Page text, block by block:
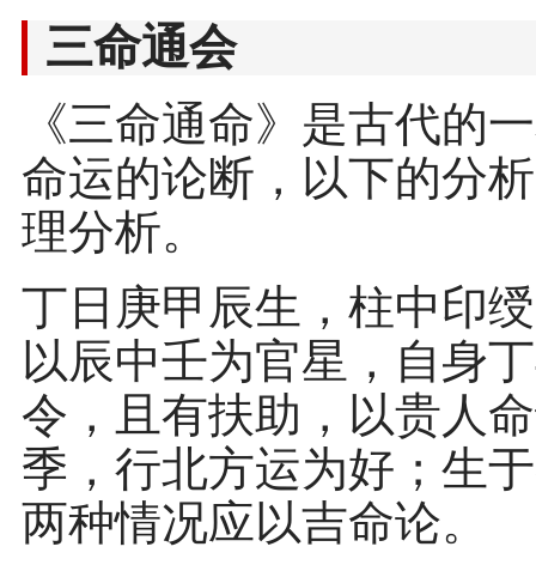
三命通会
《三命通命》是古代的
命运的论断，以下的分
理分析。
丁日庚甲辰生，柱中印
以辰中壬为官星，自身
令，且有扶助，以贵人
季，行北方运为好；生
两种情况应以吉命论。